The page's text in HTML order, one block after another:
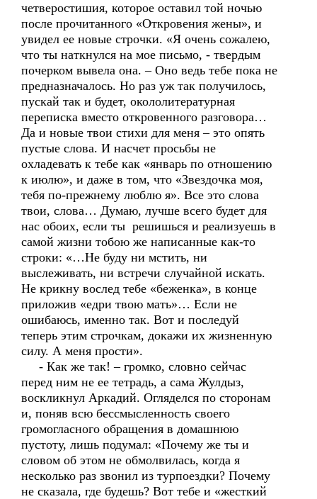
четверостишия, которое оставил той ночью
после прочитанного «Откровения жены», и
увидел ее новые строчки. «Я очень сожалею,
что ты наткнулся на мое письмо, - твердым
почерком вывела она. – Оно ведь тебе пока не
предназначалось. Но раз уж так получилось,
пускай так и будет, окололитературная
переписка вместо откровенного разговора…
Да и новые твои стихи для меня – это опять
пустые слова. И насчет просьбы не
охладевать к тебе как «январь по отношению
к июлю», и даже в том, что «Звездочка моя,
тебя по-прежнему люблю я». Все это слова
твои, слова… Думаю, лучше всего будет для
нас обоих, если ты решишься и реализуешь в
самой жизни тобою же написанные как-то
строки: «…Не буду ни мстить, ни
выслеживать, ни встречи случайной искать.
Не крикну вослед тебе «беженка», в конце
приложив «едри твою мать»… Если не
ошибаюсь, именно так. Вот и последуй
теперь этим строчкам, докажи их жизненную
силу. А меня прости».
- Как же так! – громко, словно сейчас
перед ним не ее тетрадь, а сама Жулдыз,
воскликнул Аркадий. Огляделся по сторонам
и, поняв всю бессмысленность своего
громогласного обращения в домашнюю
пустоту, лишь подумал: «Почему же ты и
словом об этом не обмолвилась, когда я
несколько раз звонил из турпоездки? Почему
не сказала, где будешь? Вот тебе и «жесткий